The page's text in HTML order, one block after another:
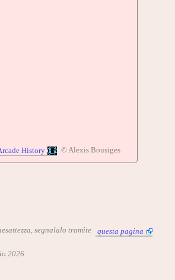
History © Alexis Bousiges
segnalalo tramite questa pagina
2026